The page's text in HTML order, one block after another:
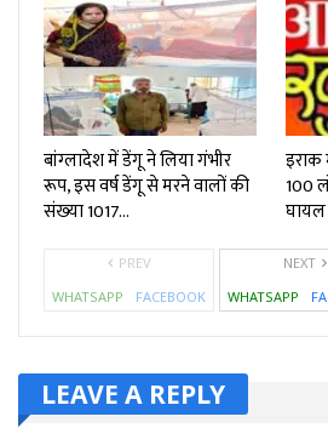
बांग्‍लादेश में डेंगू ने लिया गंभीर
रूप, इस वर्ष डेंगू से मरने वालों की
संख्‍या 1017…
100
घायल
PREV
WHATSAPP
FACEBOOK
NEXT
WHATSAPP
LEAVE A REPLY